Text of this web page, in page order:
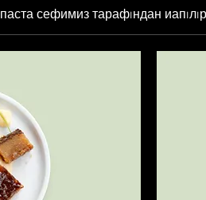
сефимиз тарафıндан иапıлıр